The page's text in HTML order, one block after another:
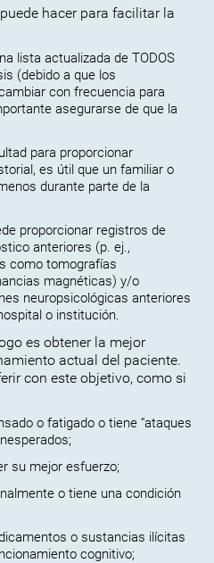
hacer para facilitar la
lista actualizada de TODOS
(debido a que los
con frecuencia para
asegurarse de que la
para proporcionar
es útil que un familiar o
durante parte de la
proporcionar registros de
anteriores (p. ej.,
como tomografías
magnéticas) y/o
neuropsicológicas anteriores
o institución.
es obtener la mejor
actual del paciente.
con este objetivo, como si
o fatigado o tiene “ataques
su mejor esfuerzo;
o tiene una condición
o sustancias ilícitas
cognitivo;